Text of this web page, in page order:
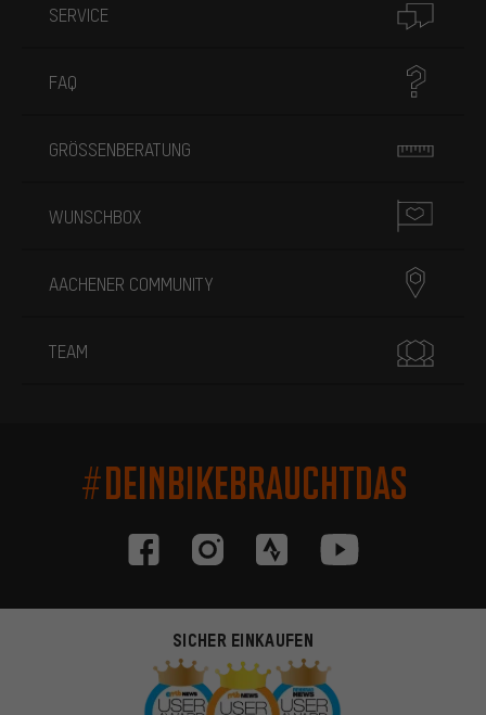
SERVICE
FAQ
GRÖSSENBERATUNG
WUNSCHBOX
AACHENER COMMUNITY
TEAM
#DEINBIKEBRAUCHTDAS
SICHER EINKAUFEN